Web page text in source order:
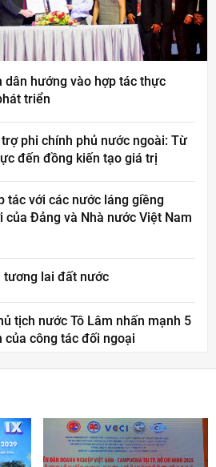
dân hướng vào hợp tác thực
triển
phi chính phủ nước ngoài: Từ
đến đồng kiến tạo giá trị
tác với các nước láng giềng
của Đảng và Nhà nước Việt Nam
tương lai đất nước
tịch nước Tô Lâm nhấn mạnh 5
của công tác đối ngoại